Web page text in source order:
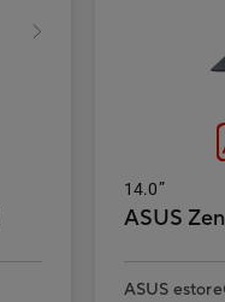
14.0”
ASUS
ASUS